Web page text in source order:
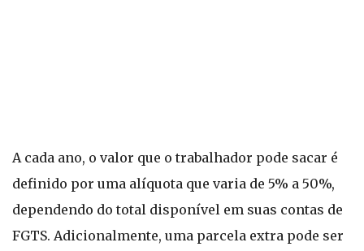
A cada ano, o valor que o trabalhador pode sacar é
definido por uma alíquota que varia de 5% a 50%,
dependendo do total disponível em suas contas de
FGTS. Adicionalmente, uma parcela extra pode ser